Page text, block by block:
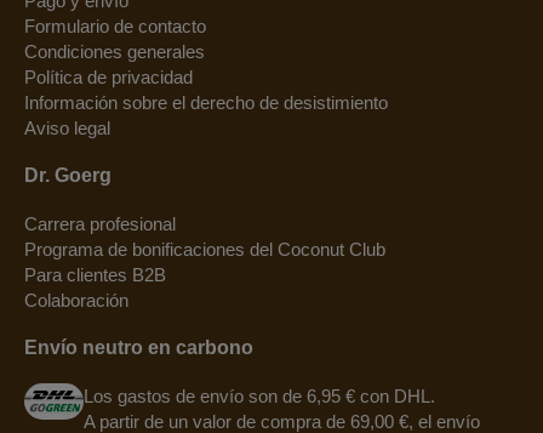
Formulario de contacto
Condiciones generales
Política de privacidad
Información sobre el derecho de desistimiento
Aviso legal
Dr. Goerg
Carrera profesional
Programa de bonificaciones del Coconut Club
Para clientes B2B
Colaboración
Envío neutro en carbono
Los gastos de envío son de 6,95 € con DHL.
A partir de un valor de compra de 69,00 €, el envío